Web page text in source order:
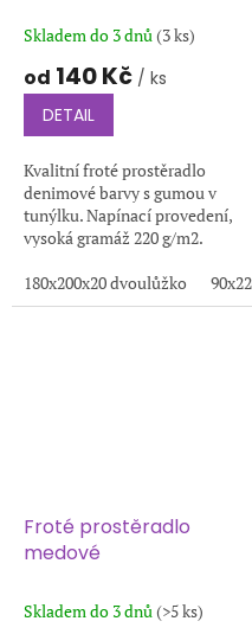
Skladem do 3 dnů(3 ks)
od 140 Kč / ks
DETAIL
Kvalitní froté prostěradlo
denimové barvy s gumou v
tunýlku. Napínací provedení,
vysoká gramáž 220 g/m2.
materiál pro pohodlný spánek.
180x200x20 dvoulůžko
Froté prostěradlo
medové
Skladem do 3 dnů(>5 ks)